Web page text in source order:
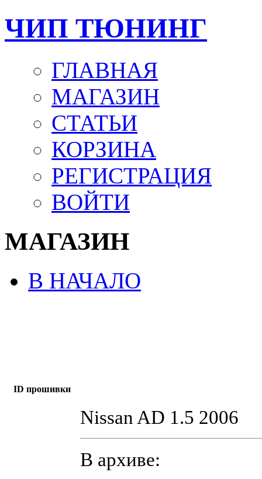
ЧИП ТЮНИНГ
ГЛАВНАЯ
МАГАЗИН
СТАТЬИ
КОРЗИНА
РЕГИСТРАЦИЯ
ВОЙТИ
МАГАЗИН
В НАЧАЛО
ID прошивки
Nissan AD 1.5 2006
В архиве: